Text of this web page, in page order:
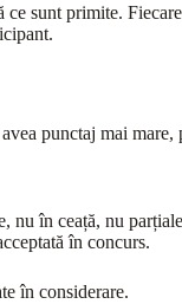
ce sunt primite.
punctaj mai
nu în ceață, nu
în concurs.
în considerare.